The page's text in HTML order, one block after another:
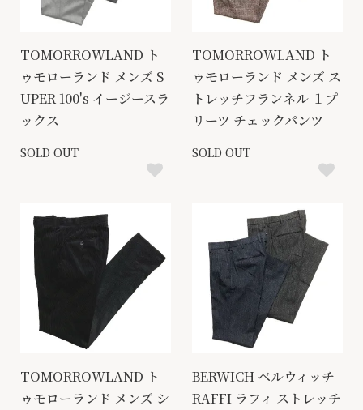
TOMORROWLAND ト
ゥモローランド メンズ S
UPER 100's イージースラ
ックス
SOLD OUT
TOMORROWLAND ト
ゥモローランド メンズ ス
トレッチフランネル １プ
リーツ チェックパンツ
SOLD OUT
TOMORROWLAND ト
ゥモローランド メンズ シ
BERWICH ベルウィッチ
RAFFI ラフィ ストレッチ